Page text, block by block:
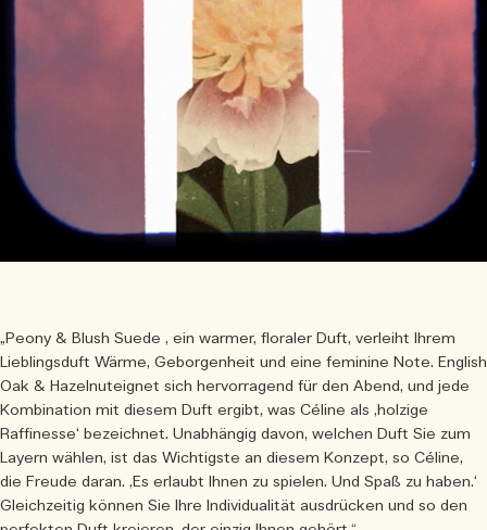
„Peony & Blush Suede , ein warmer, floraler Duft, verleiht Ihrem
Lieblingsduft Wärme, Geborgenheit und eine feminine Note. English
Oak & Hazelnuteignet sich hervorragend für den Abend, und jede
Kombination mit diesem Duft ergibt, was Céline als ‚holzige
Raffinesse‘ bezeichnet. Unabhängig davon, welchen Duft Sie zum
Layern wählen, ist das Wichtigste an diesem Konzept, so Céline,
die Freude daran. ‚Es erlaubt Ihnen zu spielen. Und Spaß zu haben.‘
Gleichzeitig können Sie Ihre Individualität ausdrücken und so den